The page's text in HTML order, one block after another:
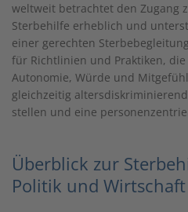
weltweit betrachtet den Zugang
Sterbehilfe erheblich und
einer gerechten
für Richtlinien und Praktiken,
Autonomie, Würde und
gleichzeitig
stellen und eine
Überblick zur
Politik und Wirtschaft